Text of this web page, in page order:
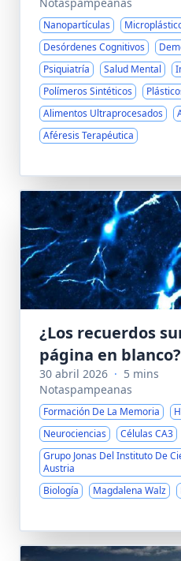
Nanopartículas
Desórdenes Cognitivos
Psiquiatría
Salud Mental
Polímeros Sintéticos
Alimentos Ultraprocesados
Aféresis Terapéutica
¿Los recuerdos
página en blanco?
30 abril 2026 · 5 mins
Notaspampeanas
Formación De La Memoria
Neurociencias
Células CA3
Grupo Jonas Del Instituto De
Austria
Biología
Magdalena Walz